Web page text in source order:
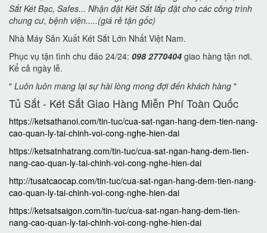
Sắt Két Bạc, Safes... Nhận đặt Két Sắt lắp đặt cho các công trình
chung cư, bệnh viện.....(giá rẻ tận gốc)
Nhà Máy Sản Xuất Két Sắt Lớn Nhất Việt Nam.
Phục vụ tận tình chu đáo 24/24: 098 2770404 giao hàng tận nơi.
Kể cả ngày lễ.
" Luôn luôn mang lại sự hài lòng mong đợi đến khách hàng "
Tủ Sắt - Két Sắt Giao Hàng Miễn Phí Toàn Quốc
https://ketsathanoi.com/tin-tuc/cua-sat-ngan-hang-dem-tien-nang-
cao-quan-ly-tai-chinh-voi-cong-nghe-hien-dai
https://ketsatnhatrang.com/tin-tuc/cua-sat-ngan-hang-dem-tien-
nang-cao-quan-ly-tai-chinh-voi-cong-nghe-hien-dai
http://tusatcaocap.com/tin-tuc/cua-sat-ngan-hang-dem-tien-nang-
cao-quan-ly-tai-chinh-voi-cong-nghe-hien-dai
https://ketsatsaigon.com/tin-tuc/cua-sat-ngan-hang-dem-tien-
nang-cao-quan-ly-tai-chinh-voi-cong-nghe-hien-dai